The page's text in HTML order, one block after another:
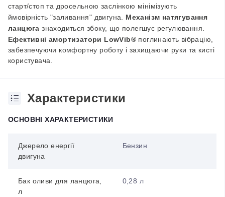
старт/стоп та дросельною заслінкою мінімізують
ймовірність "заливання" двигуна. Механізм натягування
ланцюга знаходиться збоку, що полегшує регулювання.
Ефективні амортизатори LowVib® поглинають вібрацію,
забезпечуючи комфортну роботу і захищаючи руки та кисті
користувача.
Характеристики
ОСНОВНІ ХАРАКТЕРИСТИКИ
Джерело енергії
двигуна
Бензин
Бак оливи для ланцюга,
л
0,28 л